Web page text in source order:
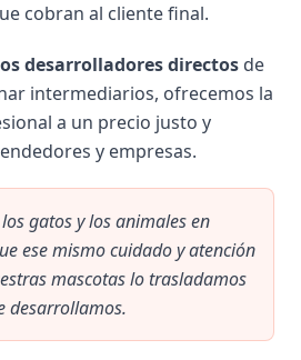
cobran al cliente final.
desarrolladores directos de
intermediarios, ofrecemos la
a un precio justo y
y empresas.
gatos y los animales en
ese mismo cuidado y atención
mascotas lo trasladamos
desarrollamos.